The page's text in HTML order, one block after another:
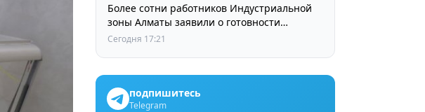
Более сотни работников Индустриальной
зоны Алматы заявили о готовности
принять участие в выборах членов
Сегодня 17:21
подпишитесь
Telegram